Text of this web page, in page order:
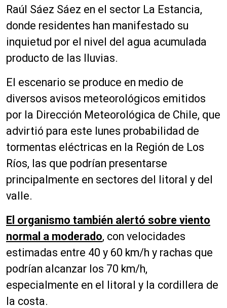
Raúl Sáez Sáez en el sector La Estancia,
donde residentes han manifestado su
inquietud por el nivel del agua acumulada
producto de las lluvias.
El escenario se produce en medio de
diversos avisos meteorológicos emitidos
por la Dirección Meteorológica de Chile, que
advirtió para este lunes probabilidad de
tormentas eléctricas en la Región de Los
Ríos, las que podrían presentarse
principalmente en sectores del litoral y del
valle.
El organismo también alertó sobre viento
normal a moderado, con velocidades
estimadas entre 40 y 60 km/h y rachas que
podrían alcanzar los 70 km/h,
especialmente en el litoral y la cordillera de
la costa.